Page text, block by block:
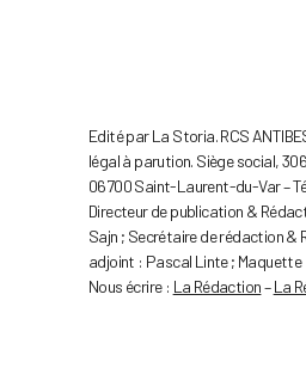
Edité par La Storia. RCS
légal à parution. Siège social,
06700 Saint-Laurent-du-Var –
Directeur de publication &
Sajn ; Secrétaire de rédaction &
adjoint : Pascal Linte ; Maquette
Nous écrire : La Rédaction–La